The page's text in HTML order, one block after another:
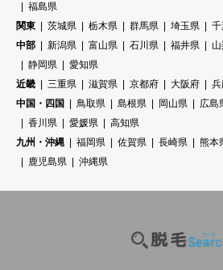
福島県
関東
茨城県 栃木県 群馬県 埼玉県
中部
新潟県 富山県 石川県 福井県
静岡県
愛知県
近畿
三重県 滋賀県 京都府 大阪府
中国・四国
鳥取県 島根県 岡山県 広島
香川県
愛媛県
高知県
九州・沖縄
福岡県 佐賀県 長崎県 熊本
鹿児島県
沖縄県